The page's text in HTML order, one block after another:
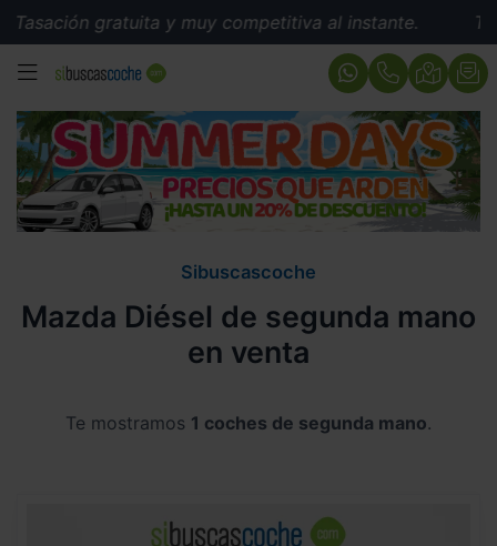
gratuita y muy competitiva al instante.
MENÚ
Sibuscascoche
Mazda Diésel de segunda mano
en venta
Te mostramos 1 coches de segunda mano.